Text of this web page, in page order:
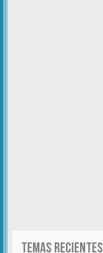
TEMAS RECIENTES